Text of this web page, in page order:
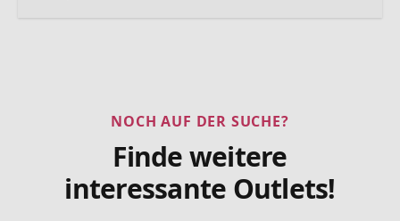
NOCH AUF DER SUCHE?
Finde weitere
interessante Outlets!